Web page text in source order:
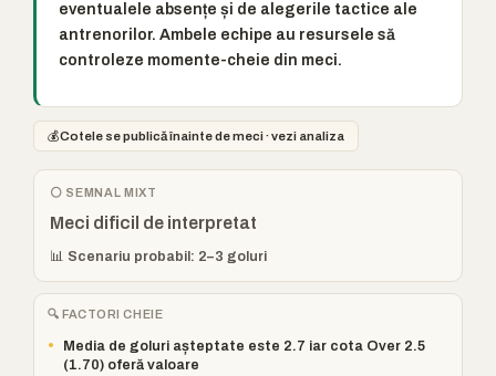
eventualele absențe și de alegerile tactice ale
antrenorilor. Ambele echipe au resursele să
controleze momente-cheie din meci.
💰Cotele se publică înainte de meci · vezi analiza
⚪ SEMNAL MIXT
Meci dificil de interpretat
📊 Scenariu probabil: 2–3 goluri
🔍 FACTORI CHEIE
•
Media de goluri așteptate este 2.7 iar cota Over 2.5
(1.70) oferă valoare